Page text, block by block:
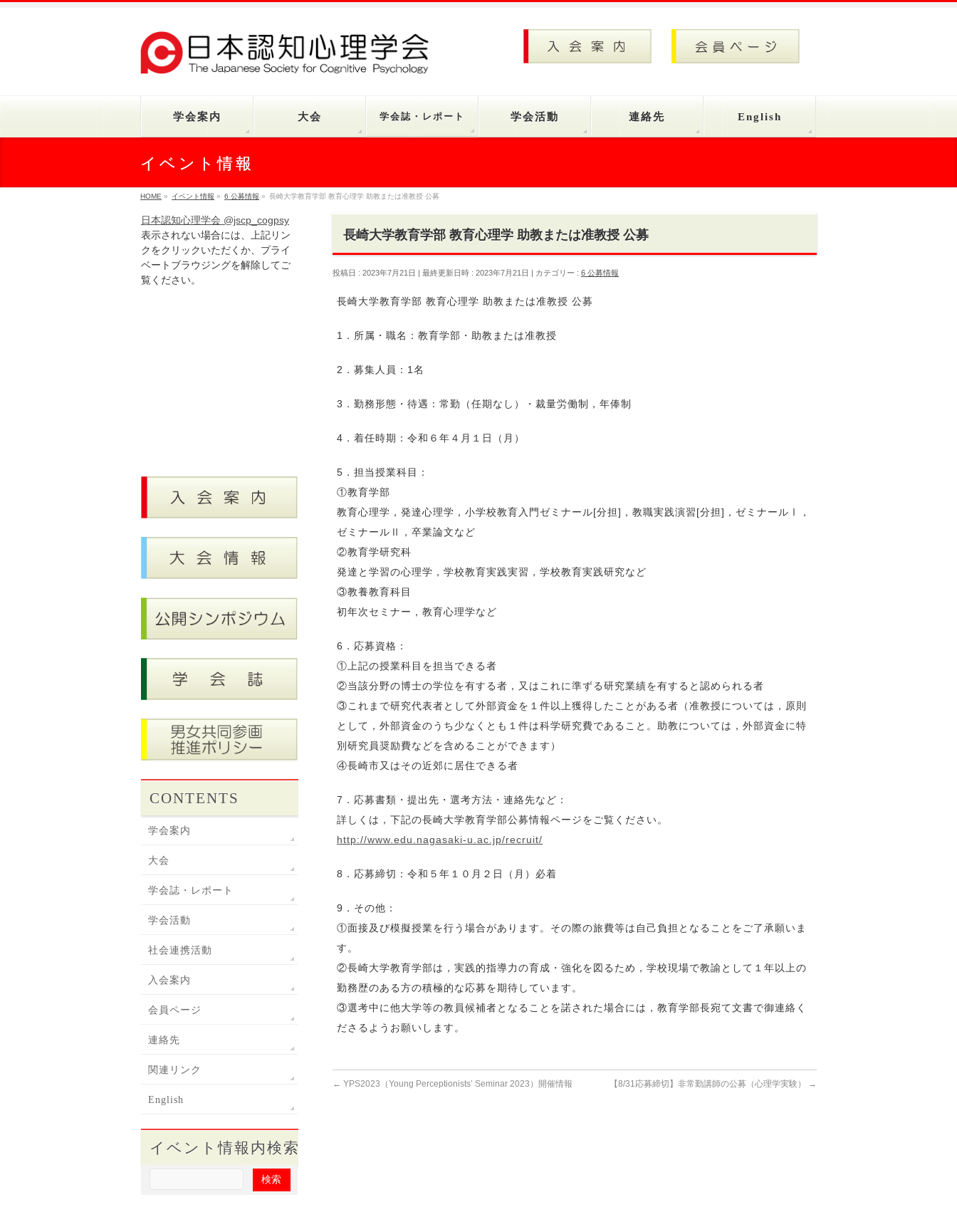
学会案内 大会 学会誌・レポート 学会活動 連絡先 English
イベント情報
HOME » イベント情報 » 6 公募情報 » 長崎大学教育学部 教育心理学 助教または准教授 公募
長崎大学教育学部 教育心理学 助教または准教授 公募
投稿日 : 2023年7月21日 最終更新日時 : 2023年7月21日 カテゴリー : 6 公募情報
長崎大学教育学部 教育心理学 助教または准教授 公募
1．所属・職名：教育学部・助教または准教授
2．募集人員：1名
3．勤務形態・待遇：常勤（任期なし）・裁量労働制，年俸制
4．着任時期：令和６年４月１日（月）
5．担当授業科目：
①教育学部
教育心理学，発達心理学，小学校教育入門ゼミナール[分担]，教職実践演習[分担]，ゼミナールⅠ，
ゼミナールⅡ，卒業論文など
②教育学研究科
発達と学習の心理学，学校教育実践実習，学校教育実践研究など
③教養教育科目
初年次セミナー，教育心理学など
6．応募資格：
①上記の授業科目を担当できる者
②当該分野の博士の学位を有する者，又はこれに準ずる研究業績を有すると認められる者
③これまで研究代表者として外部資金を１件以上獲得したことがある者（准教授については，原則
として，外部資金のうち少なくとも１件は科学研究費であること。助教については，外部資金に特
別研究員奨励費などを含めることができます）
④長崎市又はその近郊に居住できる者
7．応募書類・提出先・選考方法・連絡先など：
詳しくは，下記の長崎大学教育学部公募情報ページをご覧ください。
http://www.edu.nagasaki-u.ac.jp/recruit/
8．応募締切：令和５年１０月２日（月）必着
9．その他：
①面接及び模擬授業を行う場合があります。その際の旅費等は自己負担となることをご了承願いま
す。
②長崎大学教育学部は，実践的指導力の育成・強化を図るため，学校現場で教諭として１年以上の
勤務歴のある方の積極的な応募を期待しています。
③選考中に他大学等の教員候補者となることを諾された場合には，教育学部長宛て文書で御連絡く
ださるようお願いします。
← YPS2023（Young Perceptionists’ Seminar 2023）開催情報 【8/31応募締切】非常勤講師の公募（心理学実験） →
日本認知心理学会 @jscp_cogpsy
表示されない場合には、上記リン
クをクリックいただくか、プライ
ベートブラウジングを解除してご
覧ください。
CONTENTS
学会案内
大会
学会誌・レポート
学会活動
社会連携活動
入会案内
会員ページ
連絡先
関連リンク
English
イベント情報内検索